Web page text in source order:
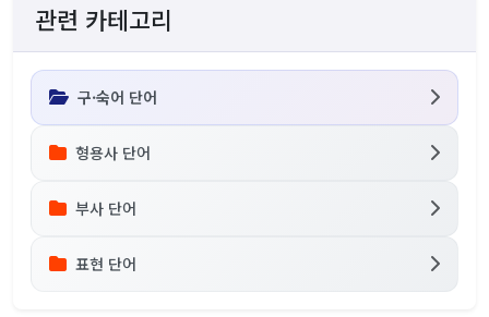
관련 카테고리
구·숙어 단어
형용사 단어
부사 단어
표현 단어